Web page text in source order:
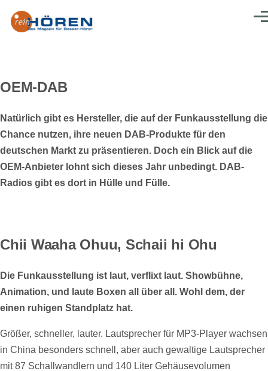
OEM-DAB
Natürlich gibt es Hersteller, die auf der Funkausstellung die
Chance nutzen, ihre neuen DAB-Produkte für den
deutschen Markt zu präsentieren. Doch ein Blick auf die
OEM-Anbieter lohnt sich dieses Jahr unbedingt. DAB-
Radios gibt es dort in Hülle und Fülle.
Chii Waaha Ohuu, Schaii hi Ohu
Die Funkausstellung ist laut, verflixt laut. Showbühne,
Animation, und laute Boxen all über all. Wohl dem, der
einen ruhigen Standplatz hat.
Größer, schneller, lauter. Lautsprecher für MP3-Player wachsen
in China besonders schnell, aber auch gewaltige Lautsprecher
mit 87 Schallwandlern und 140 Liter Gehäusevolumen